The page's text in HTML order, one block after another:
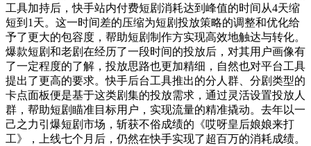
工具加持后，快手站内付费短剧消耗达到峰值的时间从4天缩
短到1天。这一时间差的压缩为短剧投放策略的调整和优化给
予了更大的包容度，帮助短剧制作方实现高效地触达与转化。
爆款短剧和老剧在经历了一段时间的投放后，对其用户画像有
了一定程度的了解，投放思路也更加精细，自然也对平台工具
提出了更高的要求。快手后台工具推出的分人群、分剧类型的
卡点面板便是基于这类剧集的投放需求，通过灵活设置投放人
群，帮助短剧瞄准目标用户，实现流量的精准撬动。去年以一
己之力引爆短剧市场，斩获不俗成绩的《哎呀皇后娘娘来打
工》，上线七个月后，仍然在快手实现了超百万的消耗成绩。